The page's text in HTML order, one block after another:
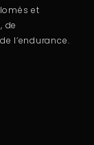
et
de
l’endurance.